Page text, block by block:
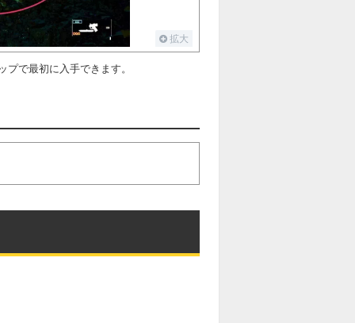
拡大
で最初に入手できます。